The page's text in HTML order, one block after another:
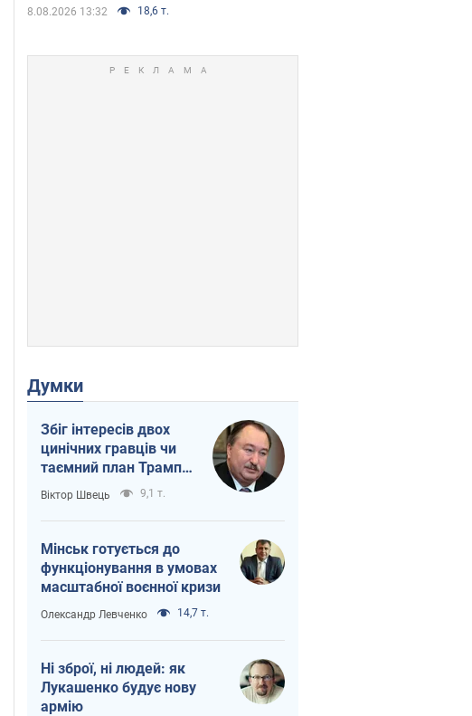
8.08.2026 13:32 18,6 т.
Думки
Збіг інтересів двох
цинічних гравців чи
таємний план Трампа
і Путіна?
Віктор Швець 9,1 т.
Мінськ готується до
функціонування в умовах
масштабної воєнної кризи
Олександр Левченко 14,7 т.
Ні зброї, ні людей: як
Лукашенко будує нову
армію